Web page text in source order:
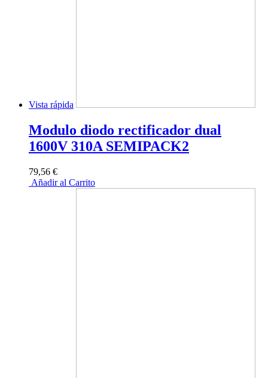
Vista rápida
Modulo diodo rectificador dual
1600V 310A SEMIPACK2
79,56 €
Añadir al Carrito